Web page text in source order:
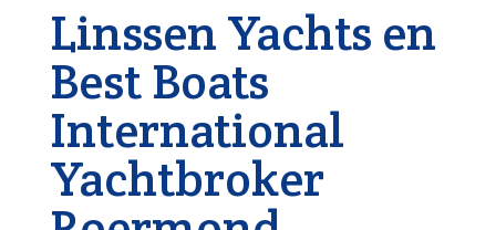
Linssen Yachts en
Best Boats
International
Yachtbroker